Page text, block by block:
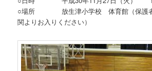
○場所 放生津小学校 体育館（保護者
関よりお入りください）